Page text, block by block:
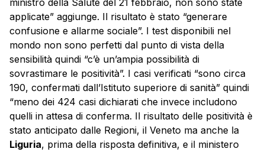
ministro della Salute del 21 febbraio, non sono state
applicate” aggiunge. Il risultato è stato “generare
confusione e allarme sociale”. I test disponibili nel
mondo non sono perfetti dal punto di vista della
sensibilità quindi “c’è un’ampia possibilità di
sovrastimare le positività”. I casi verificati “sono circa
190, confermati dall’Istituto superiore di sanità” quindi
“meno dei 424 casi dichiarati che invece includono
quelli in attesa di conferma. Il risultato delle positività è
stato anticipato dalle Regioni, il Veneto ma anche la
Liguria, prima della risposta definitiva, e il ministero